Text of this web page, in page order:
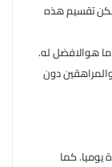
الى 6 مجم. كما يمكن تقسيم هذه
ما هوالافضل له.
دون
مجم مرة واحدة يوميا. كما